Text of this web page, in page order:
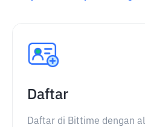
Daftar
Daftar di Bittime dengan